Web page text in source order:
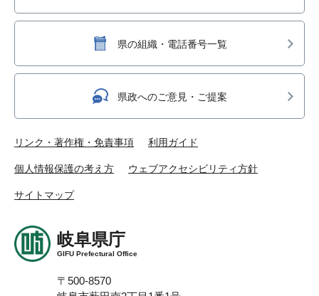
県の組織・電話番号一覧
県政へのご意見・ご提案
リンク・著作権・免責事項 利用ガイド
個人情報保護の考え方 ウェブアクセシビリティ方針
サイトマップ
岐阜県庁
GIFU Prefectural Office
〒500-8570